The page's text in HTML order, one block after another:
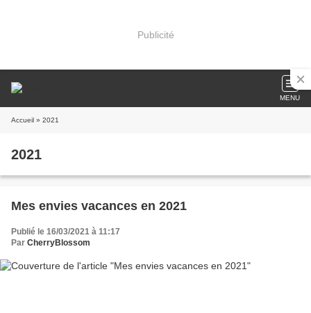
Publicité
MENU
Accueil » 2021
2021
Mes envies vacances en 2021
Publié le 16/03/2021 à 11:17
Par CherryBlossom